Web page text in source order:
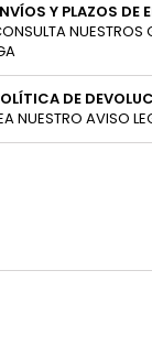
Y PLAZOS DE
NUESTROS
DE
NUESTRO AVISO